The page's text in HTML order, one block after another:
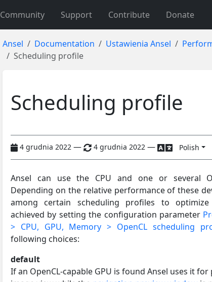
Community Support Contribute Donate
Ansel Documentation Ustawienia Ansel
Scheduling profile
Scheduling profile
4 grudnia 2022 — 4 grudnia 2022 — Polish
Ansel can use the CPU and one or several
Depending on the relative performance of these
among certain scheduling profiles to
achieved by setting the configuration parameter
> CPU, GPU, Memory > OpenCL scheduling
following choices:
default
If an OpenCL-capable GPU is found Ansel uses it